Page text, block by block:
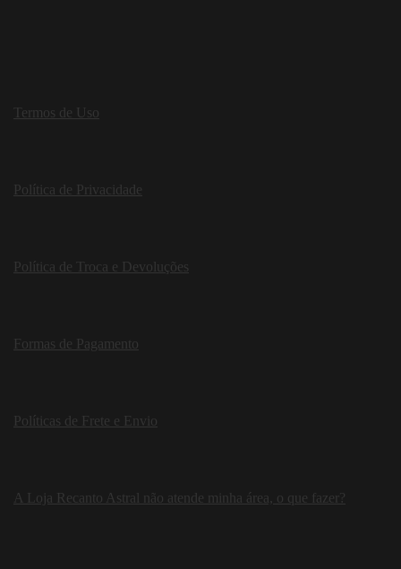
Termos de Uso
Política de Privacidade
Política de Troca e Devoluções
Formas de Pagamento
Políticas de Frete e Envio
A Loja Recanto Astral não atende minha área, o que fazer?